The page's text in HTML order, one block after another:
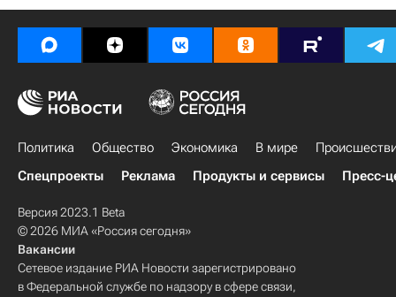
Политика Общество Экономика В мире
Спецпроекты
Реклама Продукты и сервисы Пресс-
Версия 2023.1 Beta
© 2026 МИА «Россия сегодня»
Вакансии
Сетевое издание РИА Новости зарегистрировано
в Федеральной службе по надзору в сфере связи,